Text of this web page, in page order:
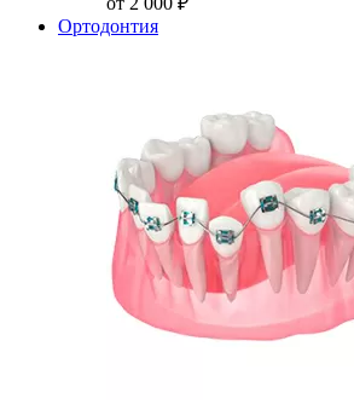
Ортодонтия